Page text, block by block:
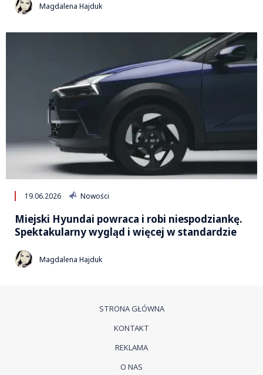
Magdalena Hajduk
19.06.2026 Nowości
Miejski Hyundai powraca i robi niespodziankę.
Spektakularny wygląd i więcej w standardzie
Magdalena Hajduk
STRONA GŁÓWNA
KONTAKT
REKLAMA
O NAS